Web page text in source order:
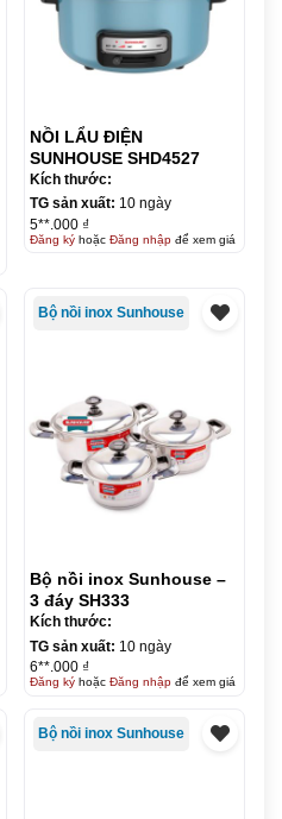
NỒI LẨU ĐIỆN
SUNHOUSE SHD4527
Kích thước:
TG sản xuất: 10 ngày
5**.000 ₫
Đăng kýhoặc Đăng nhậpđể xem giá
Bộ nồi inox Sunhouse
Bộ nồi inox Sunhouse –
3 đáy SH333
Kích thước:
TG sản xuất: 10 ngày
6**.000 ₫
Đăng kýhoặc Đăng nhậpđể xem giá
Bộ nồi inox Sunhouse